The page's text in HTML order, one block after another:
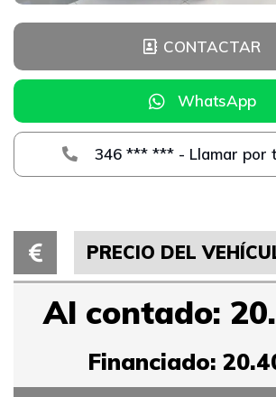
CONTACTAR
WhatsApp
346 *** *** -
PRECIO DEL
Al contado:
Financiado: